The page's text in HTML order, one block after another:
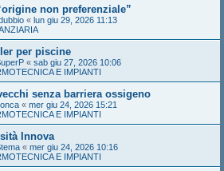
non preferenziale”
« lun giu 29, 2026 11:13
per piscine
« sab giu 27, 2026 10:06
E IMPIANTI
senza barriera ossigeno
« mer giu 24, 2026 15:21
E IMPIANTI
Innova
« mer giu 24, 2026 10:16
E IMPIANTI